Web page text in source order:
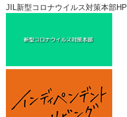
JIL新型コロナウイルス対策本部HP